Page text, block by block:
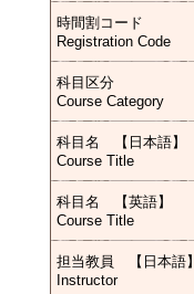
時間割コード
Registration Code
科目区分
Course Category
科目名 【日本語】
Course Title
科目名 【英語】
Course Title
担当教員 【日本語】
Instructor